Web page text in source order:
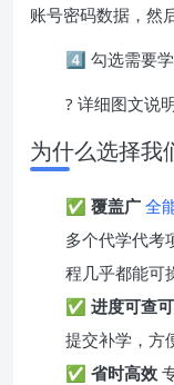
账号密码数据，然
4️⃣ 勾选需要
? 详细图文说
为什么选择我
✅ 覆盖广 全
多个代学代考
程几乎都能可
✅ 进度可查
提交补学，方
✅ 省时高效